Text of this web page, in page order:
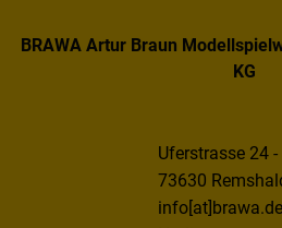
BRAWA Artur Braun
KG
Uferstrasse 24 -
73630
info[at]brawa.de